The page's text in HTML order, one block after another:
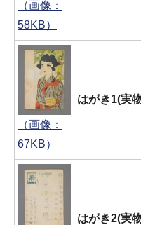
（画像：
58KB）
（画像：
67KB）
はがき1(実
はがき2(実